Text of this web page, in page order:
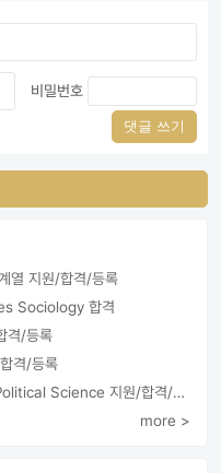
비밀번호
댓글 쓰기
지원/합격/등록
Sociology 합격
격/등록
격/등록
University of California, Berkeley Political Science 지원/합격/등록
more >